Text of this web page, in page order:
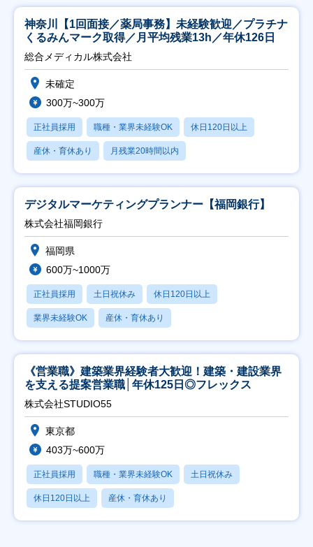
神奈川【1回面接／薬局事務】未経験歓迎／プラチナ
くるみんマーク取得／月平均残業13h／年休126日
総合メディカル株式会社
未確定
300万~300万
正社員採用 職種・業界未経験OK 休日120日以上
産休・育休あり 月残業20時間以内
デジタルマーケティングプランナー【福岡銀行】
株式会社福岡銀行
福岡県
600万~1000万
正社員採用 土日祝休み 休日120日以上
業界未経験OK 産休・育休あり
《営業職》建築業界経験者大歓迎！建築・建設業界
を支える提案営業職│年休125日◎フレックス
株式会社STUDIO55
東京都
403万~600万
正社員採用 職種・業界未経験OK 土日祝休み
休日120日以上 産休・育休あり